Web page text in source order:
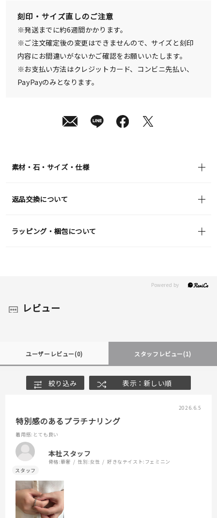
送
¥176,000 (tax
in)
刻印・サイズ直しのご注意
※発送までに約6週間かかります。
※ご注文確定後の変更はできませんので、サイズと刻印
内容にお間違いがないかご確認をお願いいたします。
※お支払い方法はクレジットカード、コンビニ先払い、
PayPayのみとなります。
素材・石・サイズ・仕様
返品交換について
ラッピング・梱包について
レビュー
ユーザーレビュー(0) スタッフレビュー(1)
絞り込み 表示：新しい順
2026.6.5
特別感のあるプラチナリング
着用感:とても良い
本社スタッフ
骨格:華奢 性別:女性 好きなテイスト: フェミニン